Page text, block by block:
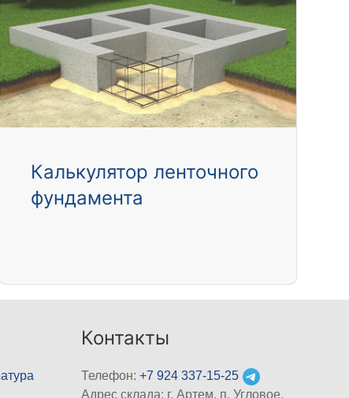
Калькулятор ленточного
фундамента
Контакты
Телефон:+7 924 337-15-25
Адрес склада: г. Артем, п. Угловое,